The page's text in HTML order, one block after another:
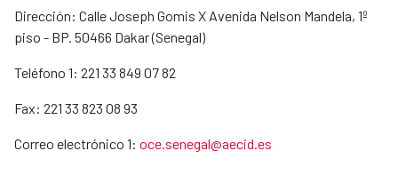
Dirección: Calle Joseph Gomis X Avenida Nelson Mandela, 1º
piso - BP. 50466 Dakar (Senegal)
Teléfono 1: 221 33 849 07 82
Fax: 221 33 823 08 93
Correo electrónico 1: oce.senegal@aecid.es